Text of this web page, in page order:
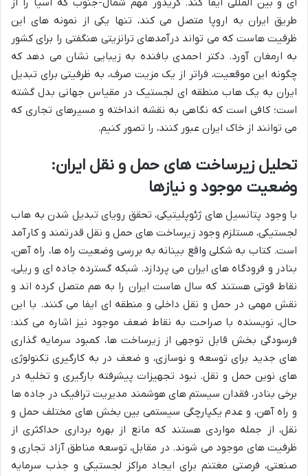
طریق ایران به اروپا متصل می کند، تنها یکی از نمونه های این
ظرفیت هاست که می تواند درآمدهای ترانزیتی هنگفتی را برای کشور
به ارمغان آورد. دکتر احمدی بافنده به زیبایی نشان می دهد که
چگونه این موقعیت، فراتر از یک مزیت صرف، به ظرفیتی برای تبدیل
ایران به یک هاب منطقه ای لجستیک در مقیاس جهانی بدل گشته
است؛ کافی است که نگاهی به نقشه انداخته و مسیرهای تجاری که
می توانند از خاک ایران عبور کنند، را تصور کنیم.
تحلیل زیرساخت های حمل و نقل ایران:
وضعیت موجود و نیازها
با وجود پتانسیل های ژئوپلیتیکی، تحقق رویای تبدیل شدن به هاب
لجستیکی، مستلزم وجود زیرساخت های حمل و نقل قدرتمند و کارآمد
است. کتاب به شکلی واقع بینانه به بررسی وضعیت راه ها، راه آهن،
بنادر و فرودگاه های ایران می پردازد. شبکه گسترده جاده ای و ریلی،
نقاط قوتی هستند که سال هاست ایران را به هم متصل کرده اند و
نقش مهمی در حمل و نقل داخلی و منطقه ای ایفا می کنند. با این
حال، نویسنده با صراحت به نقاط ضعف موجود نیز اشاره می کند:
فرسودگی بخش قابل توجهی از زیرساخت ها، کمبود سرمایه گذاری
های جدید برای توسعه و نوسازی، و ضعف در به کارگیری تکنولوژی
های نوین حمل و نقل. نبود تجهیزات پیشرفته بارگیری و تخلیه در
برخی بنادر، فقدان سیستم های هوشمند مدیریت ترافیک در جاده ها
و راه آهن، و عدم یکپارچگی سیستمی بین بخش های مختلف حمل و
نقل، از جمله مواردی هستند که مانع از بهره برداری حداکثری از
ظرفیت های موجود می شوند. در مقابل، توسعه مناطق آزاد تجاری و
صنعتی، فرصتی مغتنم برای ایجاد مراکز لجستیکی و جذب سرمایه